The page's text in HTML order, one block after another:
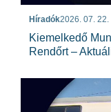
Híradók2026. 07. 22.
Kiemelkedő
Rendőrt –